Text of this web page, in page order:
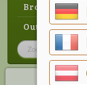
Brood &
Outlet